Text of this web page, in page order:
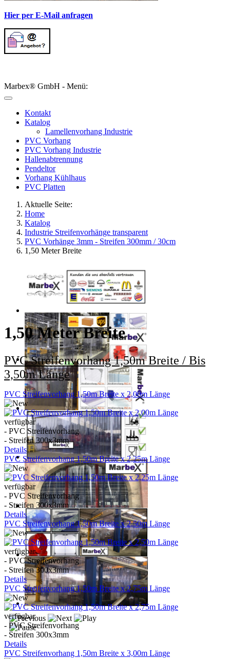
Hier per E-Mail anfragen
Marbex® GmbH - Menü:
Kontakt
Katalog
Lamellenvorhang Industrie
PVC Vorhang
PVC Vorhang Industrie
Hallenabtrennung
Pendeltor
Vorhang Kühlhaus
PVC Platten
Aktuelle Seite:
Home
Katalog
Industrie Streifenvorhänge transparent
PVC Vorhänge 3mm - Streifen 300mm / 30cm
1,50 Meter Breite
1,50 Meter Breite
PVC Streifenvorhang 1,50m Breite / Bis
3,50m Länge
PVC Streifenvorhang 1,50m Breite x 2,00m Länge
verfügbar
- PVC Streifenvorhang
- Streifen 300x3mm
Details
PVC Streifenvorhang 1,50m Breite x 2,25m Länge
verfügbar
- PVC Streifenvorhang
- Streifen 300x3mm
Details
PVC Streifenvorhang 1,50m Breite x 2,50m Länge
verfügbar
- PVC Streifenvorhang
- Streifen 300x3mm
Details
PVC Streifenvorhang 1,50m Breite x 2,75m Länge
verfügbar
- PVC Streifenvorhang
- Streifen 300x3mm
Details
PVC Streifenvorhang 1,50m Breite x 3,00m Länge